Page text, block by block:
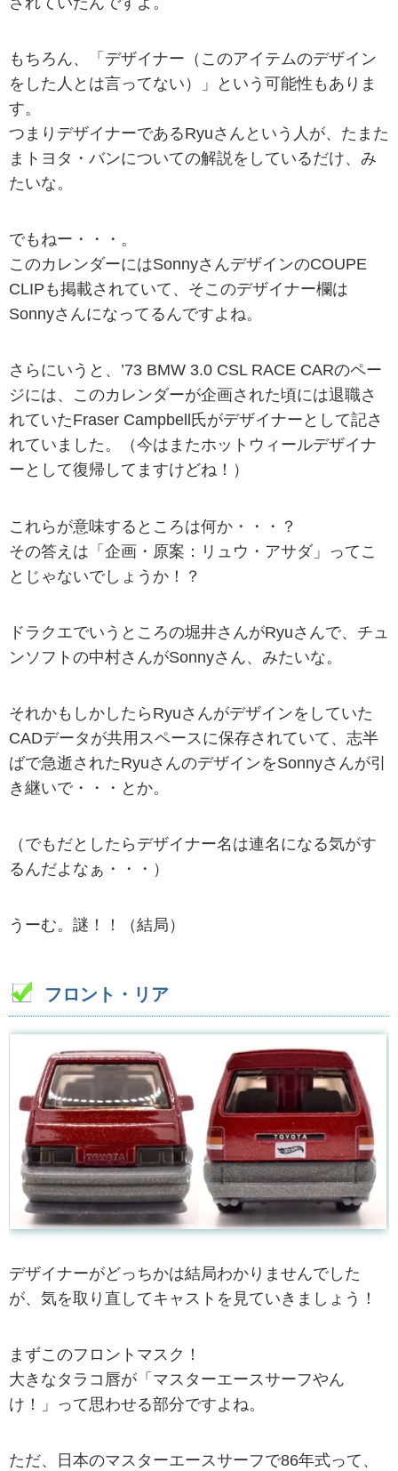
もちろん、「デザイナー（このアイテムのデザイン
をした人とは言ってない）」という可能性もありま
す。
つまりデザイナーであるRyuさんという人が、たまた
まトヨタ・バンについての解説をしているだけ、み
たいな。
でもねー・・・。
このカレンダーにはSonnyさんデザインのCOUPE
CLIPも掲載されていて、そこのデザイナー欄は
Sonnyさんになってるんですよね。
さらにいうと、’73 BMW 3.0 CSL RACE CARのペー
ジには、このカレンダーが企画された頃には退職さ
れていたFraser Campbell氏がデザイナーとして記さ
れていました。（今はまたホットウィールデザイナ
ーとして復帰してますけどね！）
これらが意味するところは何か・・・？
その答えは「企画・原案：リュウ・アサダ」ってこ
とじゃないでしょうか！？
ドラクエでいうところの堀井さんがRyuさんで、チュ
ンソフトの中村さんがSonnyさん、みたいな。
それかもしかしたらRyuさんがデザインをしていた
CADデータが共用スペースに保存されていて、志半
ばで急逝されたRyuさんのデザインをSonnyさんが引
き継いで・・・とか。
（でもだとしたらデザイナー名は連名になる気がす
るんだよなぁ・・・）
うーむ。謎！！（結局）
フロント・リア
デザイナーがどっちかは結局わかりませんでした
が、気を取り直してキャストを見ていきましょう！
まずこのフロントマスク！
大きなタラコ唇が「マスターエースサーフやん
け！」って思わせる部分ですよね。
ただ、日本のマスターエースサーフで86年式って、